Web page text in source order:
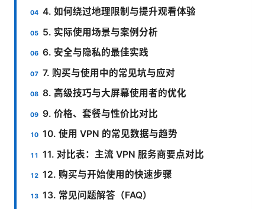
4. 如何绕过地理限制与提升观看体验
5. 实际使用场景与案例分析
6. 安全与隐私的最佳实践
7. 购买与使用中的常见坑与应对
8. 高级技巧与大屏幕使用者的优化
9. 价格、套餐与性价比对比
10. 使用 VPN 的常见数据与趋势
11. 对比表：主流 VPN 服务商要点对比
12. 购买与开始使用的快速步骤
13. 常见问题解答（FAQ）